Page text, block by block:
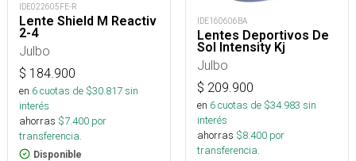
IDE022605FE-R
Lente Shield M Reactiv
2-4
Julbo
$ 184.900
en 6cuotas de $30.817sin
interés
ahorras $7.400 por
transferencia.
Disponible
IDE160606BA
Lentes Deportivos De
Sol Intensity Kj
Julbo
$ 209.900
en 6cuotas de $34.983 sin
interés
ahorras $8.400 por
transferencia.